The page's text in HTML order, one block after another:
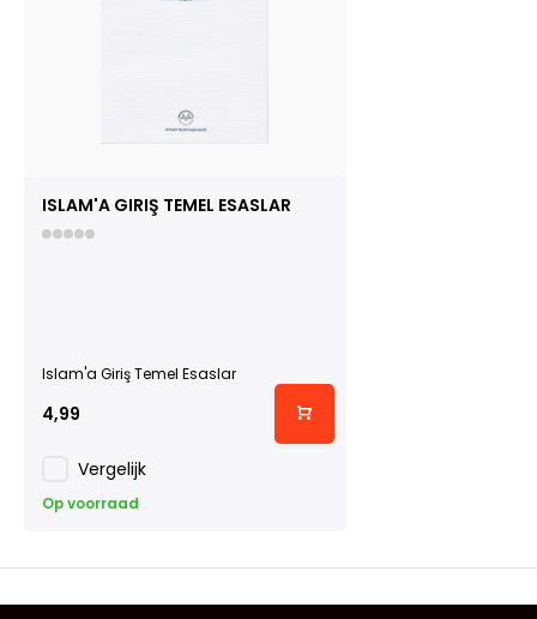
ISLAM'A GIRIŞ TEMEL ESASLAR
Islam'a Giriş Temel Esaslar
4,99
Vergelijk
Op voorraad